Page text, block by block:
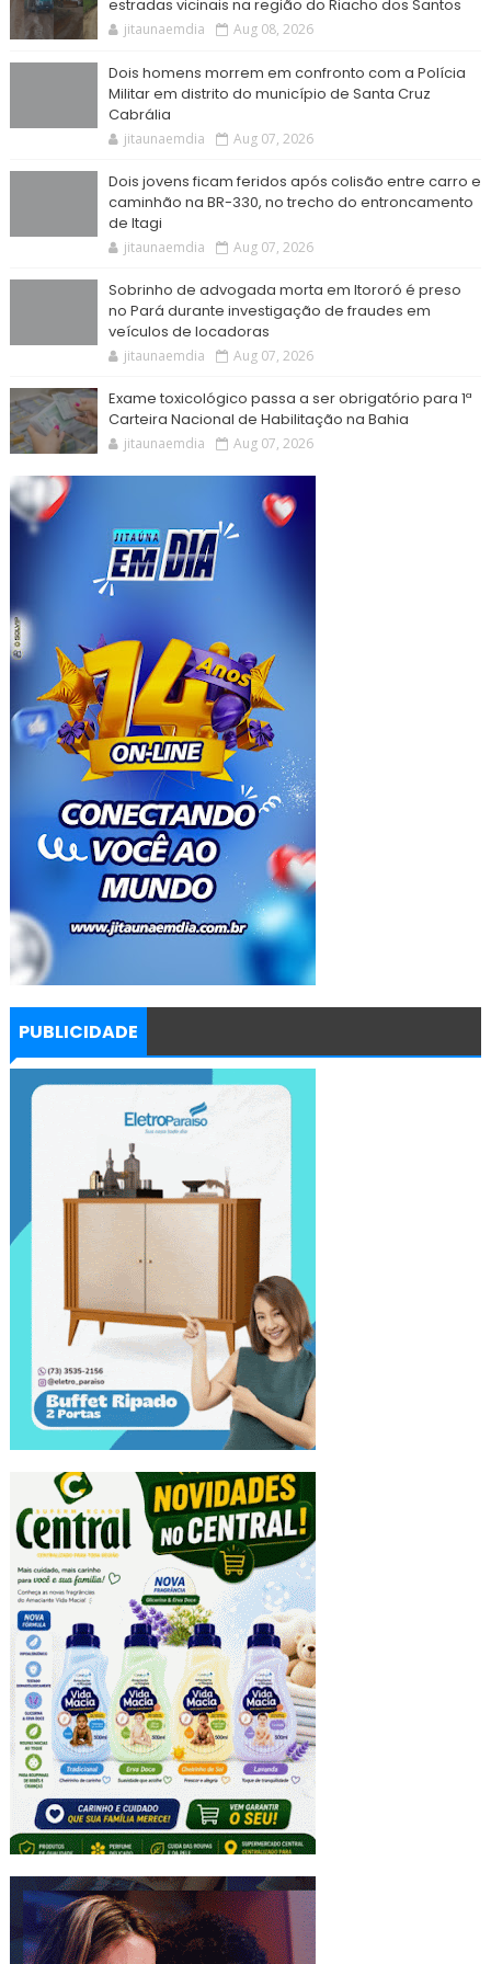
estradas vicinais na região do Riacho dos Santos
jitaunaemdia Aug 08, 2026
Dois homens morrem em confronto com a Polícia
Militar em distrito do município de Santa Cruz
Cabrália
jitaunaemdia Aug 07, 2026
Dois jovens ficam feridos após colisão entre carro e
caminhão na BR-330, no trecho do entroncamento
de Itagi
jitaunaemdia Aug 07, 2026
Sobrinho de advogada morta em Itororó é preso
no Pará durante investigação de fraudes em
veículos de locadoras
jitaunaemdia Aug 07, 2026
Exame toxicológico passa a ser obrigatório para 1ª
Carteira Nacional de Habilitação na Bahia
jitaunaemdia Aug 07, 2026
PUBLICIDADE